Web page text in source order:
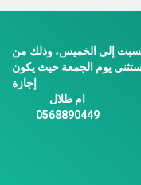
إلى الخميس، وذلك من
يوم الجمعة حيث يكون
إجازة
ام طلال
0568890449